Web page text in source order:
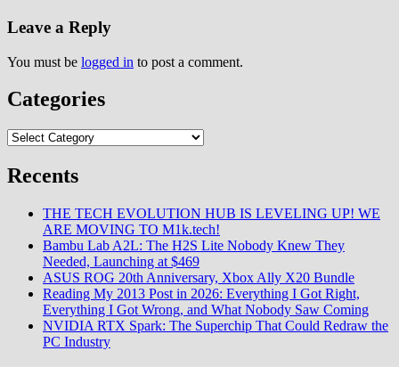
Leave a Reply
You must be logged in to post a comment.
Categories
Categories
Recents
THE TECH EVOLUTION HUB IS LEVELING UP! WE
ARE MOVING TO M1k.tech!
Bambu Lab A2L: The H2S Lite Nobody Knew They
Needed, Launching at $469
ASUS ROG 20th Anniversary, Xbox Ally X20 Bundle
Reading My 2013 Post in 2026: Everything I Got Right,
Everything I Got Wrong, and What Nobody Saw Coming
NVIDIA RTX Spark: The Superchip That Could Redraw the
PC Industry